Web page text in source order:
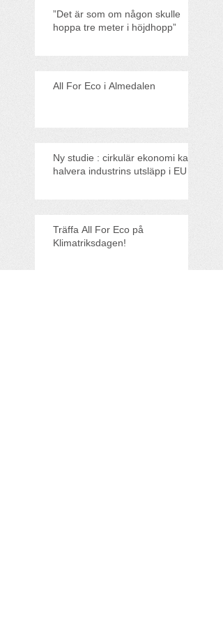
”Det är som om någon skulle
hoppa tre meter i höjdhopp”
All For Eco i Almedalen
Ny studie : cirkulär ekonomi kan
halvera industrins utsläpp i EU
Träffa All For Eco på
Klimatriksdagen!